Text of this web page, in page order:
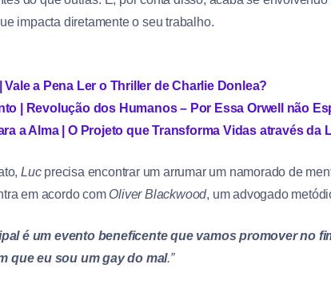
impacta diretamente o seu trabalho.
Vale a Pena Ler o Thriller de Charlie Donlea?
| Revolução dos Humanos – Por Essa Orwell não
a Alma | O Projeto que Transforma Vidas através da
Lucprecisa encontrar um arrumar um namorado de
em acordo com Oliver Blackwood, um advogado
é um evento beneficente que vamos promover no
que eu sou um gay do mal.”